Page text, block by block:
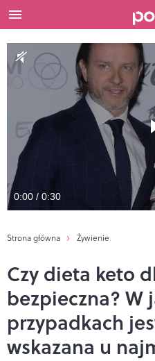
0:00 / 0:30
Strona główna Żywienie
Czy dieta keto
bezpieczna? W
przypadkach
wskazana u